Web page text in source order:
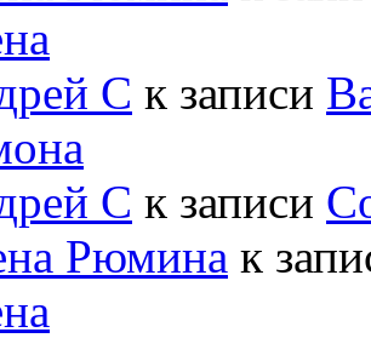
С к записи
С к записи
Рюмина к